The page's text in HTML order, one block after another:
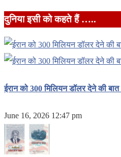
दुनिया इसी को कहते हैं …..
ईरान को 300 मिलियन डॉलर देने की
June 16, 2026 12:47 pm